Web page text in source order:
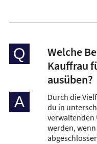
Q
Welche
Kauffrau
ausüben?
A
Durch die
du in
verwaltenden
werden,